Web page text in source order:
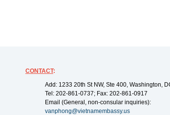
CONTACT:
Add: 1233 20th St NW, Ste 400, Washington,
Tel: 202-861-0737; Fax: 202-861-0917
Email (General, non-consular inquiries):
vanphong@vietnamembassy.us